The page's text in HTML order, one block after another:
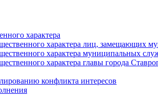
характера
характера лиц,
характера муниципальных
характера главы города
конфликта интересов